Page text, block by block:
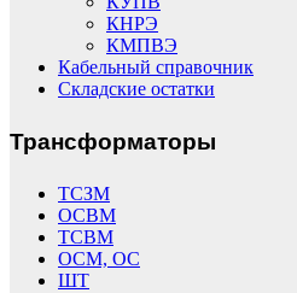
КНРЭ
КМПВЭ
Кабельный справочник
Складские остатки
Трансформаторы
ТСЗМ
ОСВМ
ТСВМ
ОСМ, ОС
ШТ